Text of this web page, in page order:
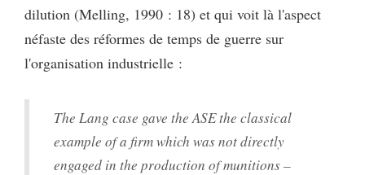
dilution (Melling, 1990 : 18) et qui voit là l'aspect
néfaste des réformes de temps de guerre sur
l'organisation industrielle :
The Lang case gave the ASE the classical
example of a firm which was not directly
engaged in the production of munitions –